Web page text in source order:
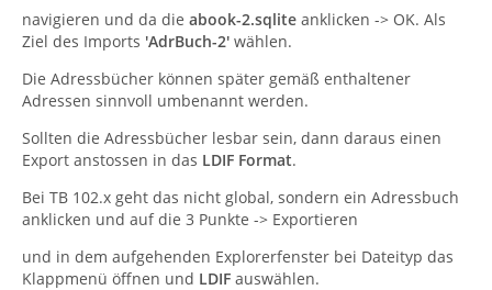
navigieren und da die abook-2.sqlite anklicken -> OK. Als
Ziel des Imports 'AdrBuch-2' wählen.
Die Adressbücher können später gemäß enthaltener
Adressen sinnvoll umbenannt werden.
Sollten die Adressbücher lesbar sein, dann daraus einen
Export anstossen in das LDIF Format.
Bei TB 102.x geht das nicht global, sondern ein Adressbuch
anklicken und auf die 3 Punkte -> Exportieren
und in dem aufgehenden Explorerfenster bei Dateityp das
Klappmenü öffnen und LDIF auswählen.